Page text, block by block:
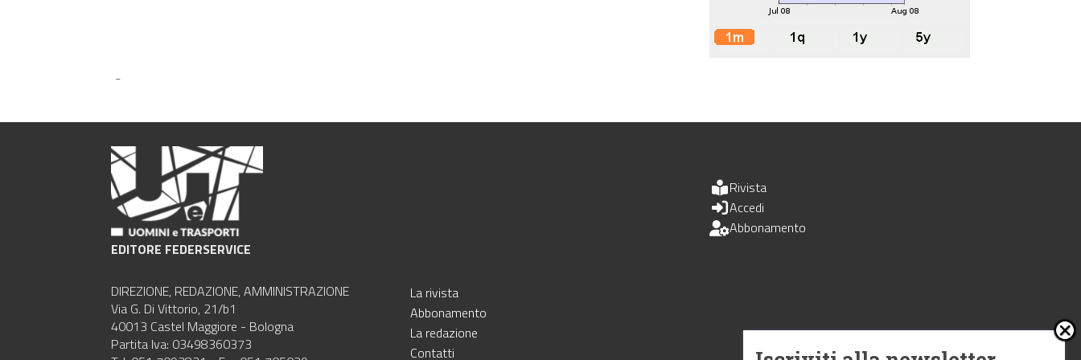
-
EDITORE FEDERSERVICE
DIREZIONE, REDAZIONE, AMMINISTRAZIONE
Via G. Di Vittorio, 21/b1
40013 Castel Maggiore - Bologna
Partita Iva: 03498360373
La rivista
Abbonamento
La redazione
Contatti
Rivista
Accedi
Abbonamento